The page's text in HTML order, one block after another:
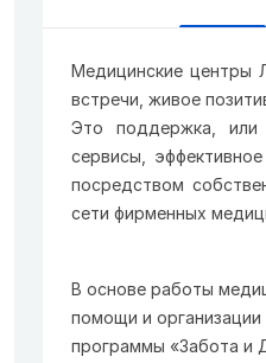
Медицинские центры
встречи, живое
Это поддержка, или
сервисы,
посредством
сети фирменных
В основе работы
помощи и
программы «Забота и